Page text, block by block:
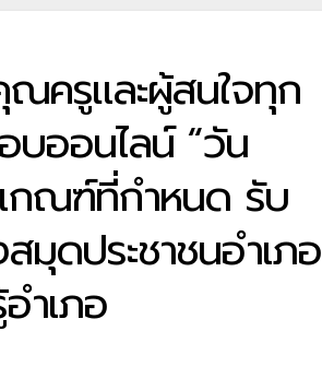
ครูและผู้สนใจทุก
ออนไลน์ “วัน
ณฑ์ที่กำหนด รับ
มุดประชาชนอำเภอ
ำเภอ